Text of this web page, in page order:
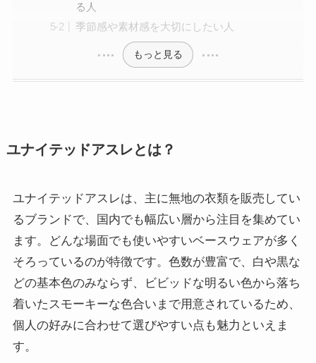
る人
季節感や素材感を大切にしたい人
もっと見る
ユナイテッドアスレとは？
ユナイテッドアスレは、主に無地の衣類を販売してい
るブランドで、国内でも幅広い層から注目を集めてい
ます。どんな場面でも使いやすいベースウェアが多く
そろっているのが特徴です。色数が豊富で、白や黒な
どの基本色のみならず、ビビッドな明るい色から落ち
着いたスモーキーな色合いまで用意されているため、
個人の好みに合わせて選びやすい点も魅力といえま
す。